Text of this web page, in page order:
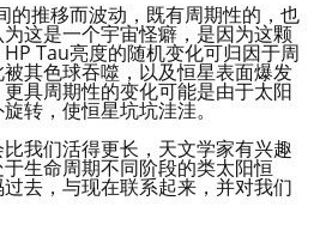
的推移而波动，既有周期性的，也
这是一个宇宙怪癖，是因为这颗
Tau亮度的随机变化可归因于周
其色球吞噬，以及恒星表面爆发
具周期性的变化可能是由于太阳
转，使恒星坑坑洼洼。
我们活得更长，天文学家有兴趣
生命周期不同阶段的类太阳恒
去，与现在联系起来，并对我们